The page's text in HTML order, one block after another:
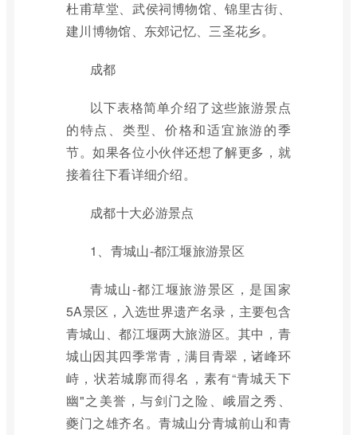
杜甫草堂、武侯祠博物馆、锦里古街、
建川博物馆、东郊记忆、三圣花乡。
成都
以下表格简单介绍了这些旅游景点
的特点、类型、价格和适宜旅游的季
节。如果各位小伙伴还想了解更多，就
接着往下看详细介绍。
成都十大必游景点
1、青城山-都江堰旅游景区
青城山-都江堰旅游景区，是国家
5A景区，入选世界遗产名录，主要包含
青城山、都江堰两大旅游区。其中，青
城山因其四季常青，满目青翠，诸峰环
峙，状若城廓而得名，素有“青城天下
幽"之美誉，与剑门之险、峨眉之秀、
夔门之雄齐名。青城山分青城前山和青